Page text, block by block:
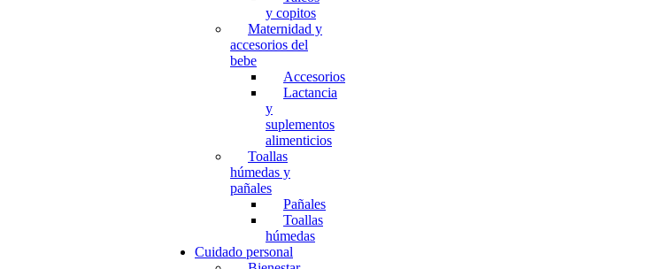
y copitos
Maternidad y
accesorios del
bebe
Accesorios
Lactancia
y
suplementos
alimenticios
Toallas
húmedas y
pañales
Pañales
Toallas
húmedas
Cuidado personal